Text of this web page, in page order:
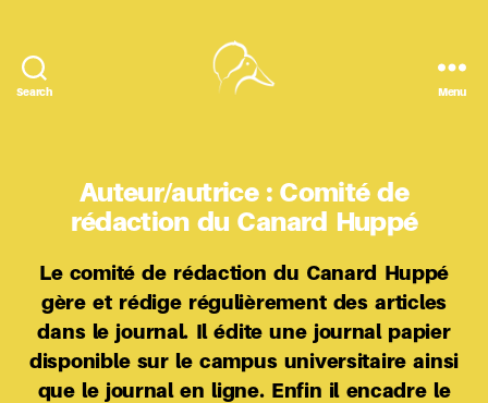
Search Menu
Auteur/autrice : Comité de
rédaction du Canard Huppé
Le comité de rédaction du Canard Huppé
gère et rédige régulièrement des articles
dans le journal. Il édite une journal papier
disponible sur le campus universitaire ainsi
que le journal en ligne. Enfin il encadre le